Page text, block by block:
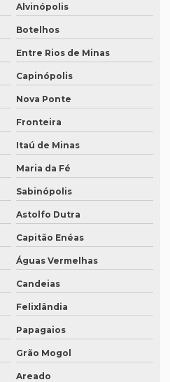
tradução simultânea
para tradução simultânea
df
de áudio whatsapp
em inglês
Alvinópolis
Botelhos
Entre Rios de Minas
Capinópolis
Nova Ponte
Fronteira
Itaú de Minas
Maria da Fé
Sabinópolis
Astolfo Dutra
Capitão Enéas
Águas Vermelhas
Candeias
Felixlândia
Papagaios
Grão Mogol
Areado